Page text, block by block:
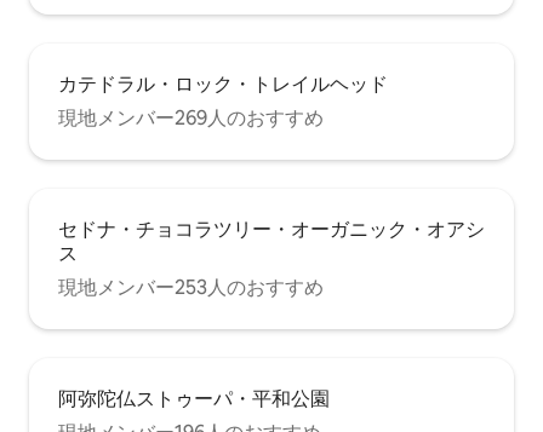
カテドラル・ロック・トレイルヘッド
現地メンバー269人のおすすめ
セドナ・チョコラツリー・オーガニック・オアシ
ス
現地メンバー253人のおすすめ
阿弥陀仏ストゥーパ・平和公園